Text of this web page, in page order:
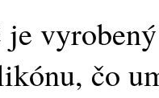
je
čo